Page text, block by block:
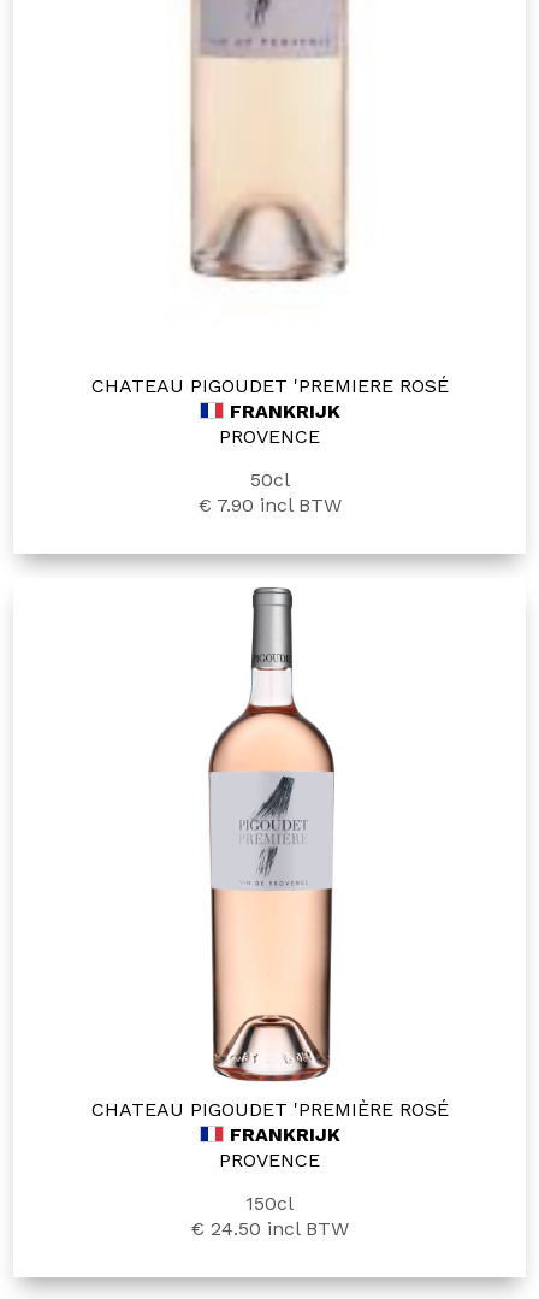
CHATEAU PIGOUDET 'PREMIERE ROSÉ
FRANKRIJK
PROVENCE
50cl
€ 7.90 incl BTW
CHATEAU PIGOUDET 'PREMIÈRE ROSÉ
FRANKRIJK
PROVENCE
150cl
€ 24.50 incl BTW